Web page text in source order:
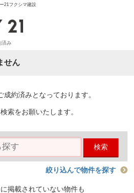
21フクシマ建設
済み
せん
成約済みとなっております。
索をお願いたします。
検索
絞り込んで物件を探す
掲載されていない物件も